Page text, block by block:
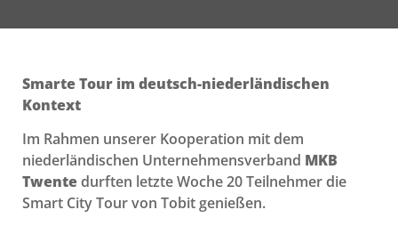
Smarte Tour im deutsch-niederländischen
Kontext
Im Rahmen unserer Kooperation mit dem
niederländischen Unternehmensverband MKB
Twentedurften letzte Woche 20 Teilnehmer die
Smart City Tour von Tobit genießen.